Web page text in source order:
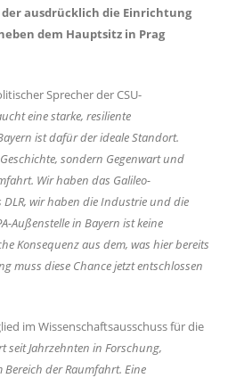
ausdrücklich die Einrichtung
dem Hauptsitz in Prag
Sprecher der CSU-
eine starke, resiliente
ist dafür der ideale Standort.
sondern Gegenwart und
Wir haben das Galileo-
wir haben die Industrie und die
Außenstelle in Bayern ist keine
Konsequenz aus dem, was hier bereits
muss diese Chance jetzt entschlossen
im Wissenschaftsausschuss für die
seit Jahrzehnten in Forschung,
der Raumfahrt. Eine